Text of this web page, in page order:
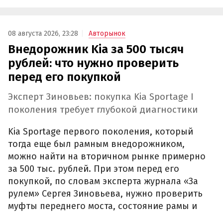
08 августа 2026, 23:28 Авторынок
Внедорожник Kia за 500 тысяч
рублей: что нужно проверить
перед его покупкой
Эксперт Зиновьев: покупка Kia Sportage I
поколения требует глубокой диагностики
Kia Sportage первого поколения, который
тогда еще был рамным внедорожником,
можно найти на вторичном рынке примерно
за 500 тыс. рублей. При этом перед его
покупкой, по словам эксперта журнала «За
рулем» Сергея Зиновьева, нужно проверить
муфты переднего моста, состояние рамы и